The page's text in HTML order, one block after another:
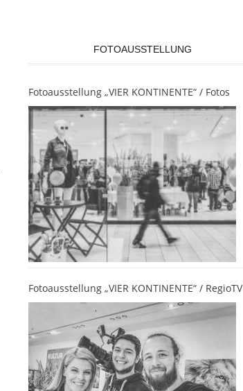
FOTOAUSSTELLUNG
Fotoausstellung „VIER KONTINENTE“ / Fotos
Fotoausstellung „VIER KONTINENTE“ / RegioTV